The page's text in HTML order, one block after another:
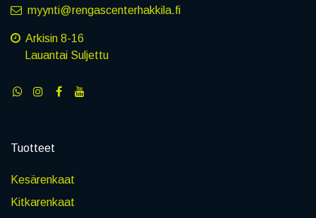
myynti@rengascenterhakkila.fi
Arkisin 8-16
Lauantai Suljettu
Tuotteet
Kesärenkaat
Kitkarenkaat